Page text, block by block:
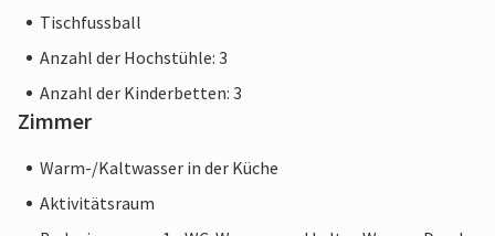
Tischfussball
Anzahl der Hochstühle: 3
Anzahl der Kinderbetten: 3
Zimmer
Warm-/Kaltwasser in der Küche
Aktivitätsraum